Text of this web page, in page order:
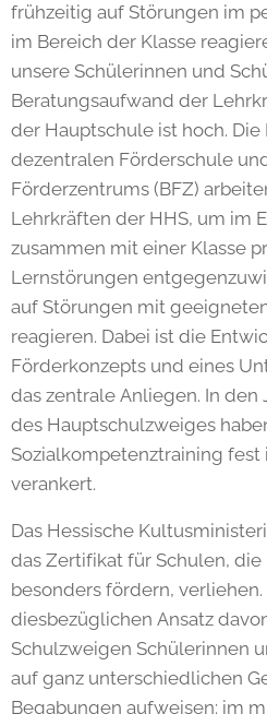
frühzeitig auf Störungen im
im Bereich der Klasse
unsere Schülerinnen und
Beratungsaufwand der
der Hauptschule ist hoch.
dezentralen Förderschule
Förderzentrums (BFZ)
Lehrkräften der HHS, um im
zusammen mit einer Klasse
Lernstörungen
auf Störungen mit
reagieren. Dabei ist die
Förderkonzepts und eines
das zentrale Anliegen. In den
des Hauptschulzweiges
Sozialkompetenztraining fest
verankert.
Das Hessische
das Zertifikat für Schulen,
besonders fördern,
diesbezüglichen Ansatz
Schulzweigen Schülerinnen
auf ganz unterschiedlichen
Begabungen aufweisen: im